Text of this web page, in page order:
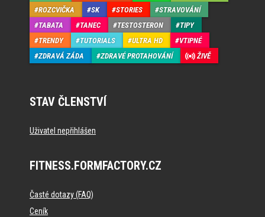
ROZCVIČKA
SK STORIES
STRAVOVÁNÍ
TABATA
TANEC TESTOSTERON
TIPY
TRENDY
TUTORIALS ULTRA HD
VTIPNÉ
ZDRAVÁ ZÁDA
ZDRAVÉ PROTAHOVÁNÍ ŽIVĚ
STAV ČLENSTVÍ
Uživatel nepřihlášen
FITNESS.FORMFACTORY.CZ
Časté dotazy (FAQ)
Ceník